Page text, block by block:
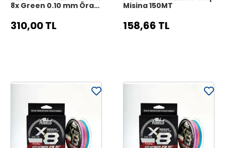
8x Green 0.10 mm Örgü
310,00 TL
Misina 150MT
158,66 TL